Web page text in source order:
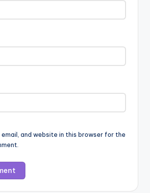
email, and website in this browser for the